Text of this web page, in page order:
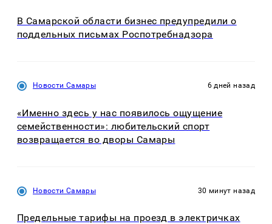
В Самарской области бизнес предупредили о
поддельных письмах Роспотребнадзора
Новости Самары 6 дней назад
«Именно здесь у нас появилось ощущение
семейственности»: любительский спорт
возвращается во дворы Самары
Новости Самары 30 минут назад
Предельные тарифы на проезд в электричках